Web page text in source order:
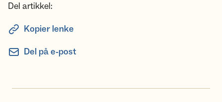
Del artikkel:
Kopier lenke
Del på e-post